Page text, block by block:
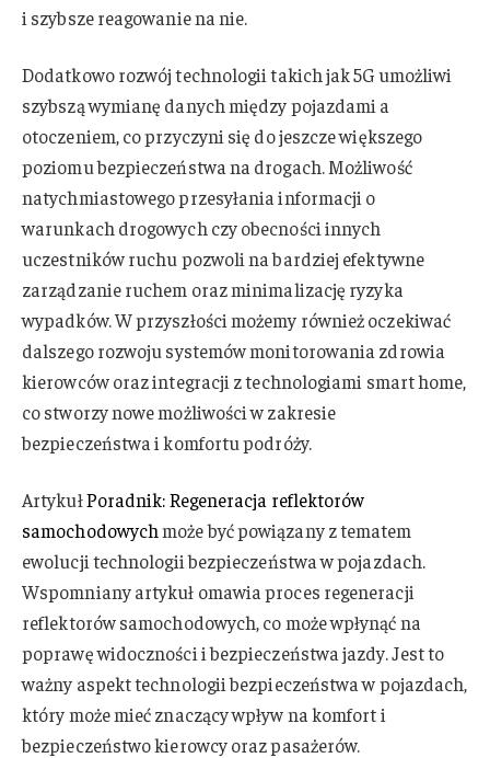
i szybsze reagowanie na nie.
Dodatkowo rozwój technologii takich jak 5G umożliwi
szybszą wymianę danych między pojazdami a
otoczeniem, co przyczyni się do jeszcze większego
poziomu bezpieczeństwa na drogach. Możliwość
natychmiastowego przesyłania informacji o
warunkach drogowych czy obecności innych
uczestników ruchu pozwoli na bardziej efektywne
zarządzanie ruchem oraz minimalizację ryzyka
wypadków. W przyszłości możemy również oczekiwać
dalszego rozwoju systemów monitorowania zdrowia
kierowców oraz integracji z technologiami smart home,
co stworzy nowe możliwości w zakresie
bezpieczeństwa i komfortu podróży.
ArtykułPoradnik: Regeneracja reflektorów
samochodowychmoże być powiązany z tematem
ewolucji technologii bezpieczeństwa w pojazdach.
Wspomniany artykuł omawia proces regeneracji
reflektorów samochodowych, co może wpłynąć na
poprawę widoczności i bezpieczeństwa jazdy. Jest to
ważny aspekt technologii bezpieczeństwa w pojazdach,
który może mieć znaczący wpływ na komfort i
bezpieczeństwo kierowcy oraz pasażerów.